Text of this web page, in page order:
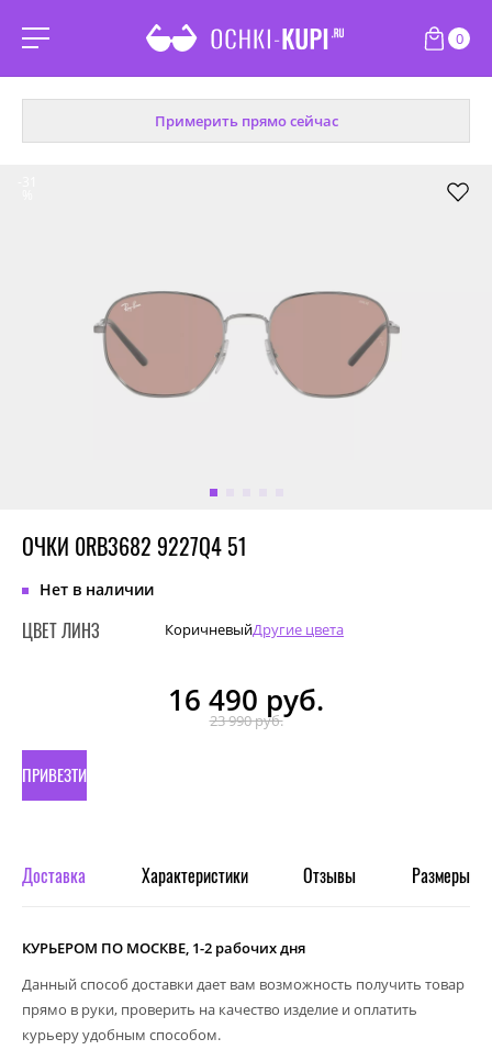
0
Примерить прямо сейчас
ОЧКИ 0RB3682 9227Q4 51
Нет в наличии
ЦВЕТ ЛИНЗ КоричневыйДругие цвета
16 490 руб.
23 990 руб.
ПРИВЕЗТИ
ЗАКАЗ
Доставка Характеристики Отзывы Размеры
КУРЬЕРОМ ПО МОСКВЕ, 1-2 рабочих дня
Данный способ доставки дает вам возможность получить товар
прямо в руки, проверить на качество изделие и оплатить
курьеру удобным способом.